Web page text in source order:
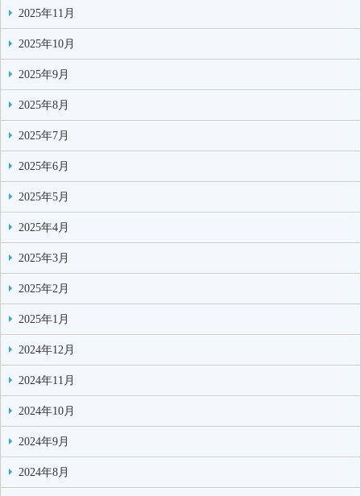
2025年11月
2025年10月
2025年9月
2025年8月
2025年7月
2025年6月
2025年5月
2025年4月
2025年3月
2025年2月
2025年1月
2024年12月
2024年11月
2024年10月
2024年9月
2024年8月